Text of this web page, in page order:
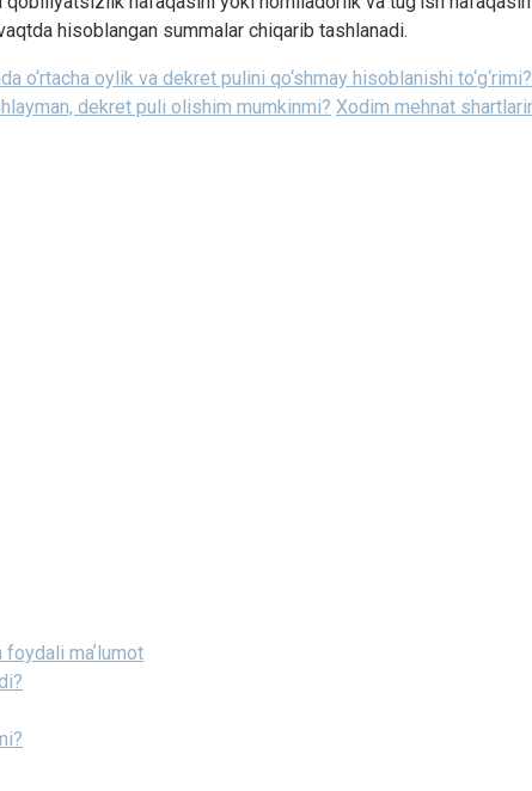
hisoblangan summalar chiqarib tashlanadi.
o‘rtacha oylik va dekret pulini qo‘shmay hisoblanishi to‘g‘rimi?
dekret puli olishim mumkinmi? Xodim mehnat
foydali maʼlumot